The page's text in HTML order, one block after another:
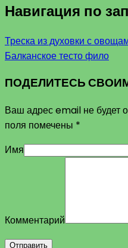
Навигация по
Треска из духовки с
Балканское тесто фило
ПОДЕЛИТЕСЬ
Ваш адрес email не будет
поля помечены *
Имя
Комментарий